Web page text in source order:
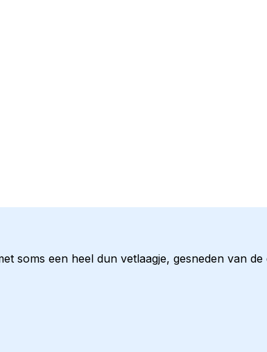
soms een heel dun vetlaagje, gesneden van de